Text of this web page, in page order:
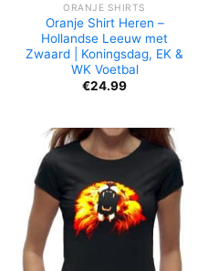
ORANJE SHIRTS
Oranje Shirt Heren –
Hollandse Leeuw met
Zwaard | Koningsdag, EK &
WK Voetbal
€24.99